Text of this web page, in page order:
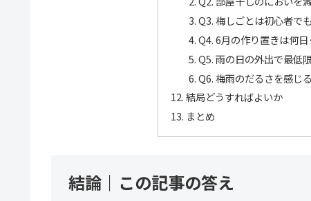
Q3. 梅しごとは初心者で
Q4. 6月の作り置きは何
Q5. 雨の日の外出で最低
Q6. 梅雨のだるさを感じ
結局どうすればよいか
まとめ
結論｜この記事の答え